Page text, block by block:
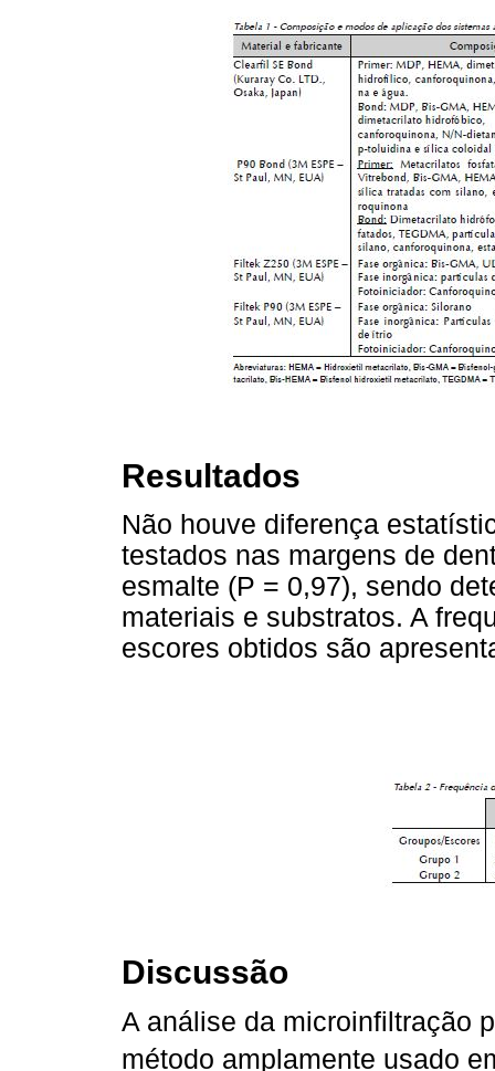
Resultados
Não houve diferença
testados nas margens de
esmalte (P = 0,97), sendo
materiais e substratos. A
escores obtidos são
Discussão
A análise da microinfiltração
método amplamente usado